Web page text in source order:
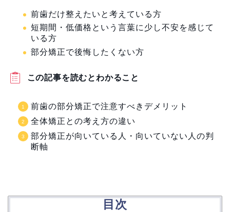
前歯だけ整えたいと考えている方
短期間・低価格という言葉に少し不安を感じて
いる方
部分矯正で後悔したくない方
この記事を読むとわかること
前歯の部分矯正で注意すべきデメリット
全体矯正との考え方の違い
部分矯正が向いている人・向いていない人の判
断軸
目次